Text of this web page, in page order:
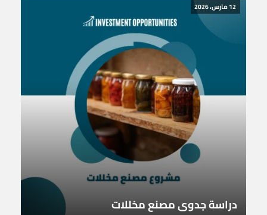
12 مارس، 2026
دراسة جدوى مصنع مخللات